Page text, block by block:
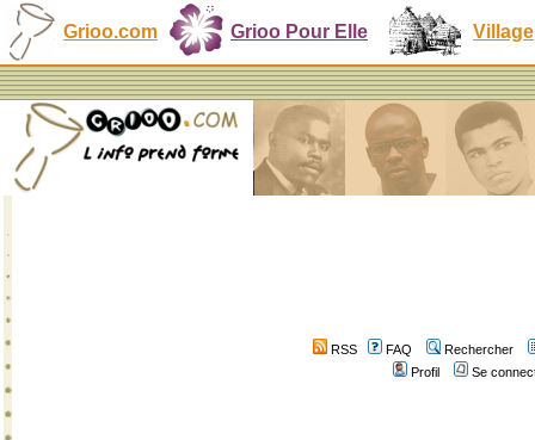
Grioo.com Grioo Pour Elle Village
RSS FAQ
Rechercher
Profil
Se